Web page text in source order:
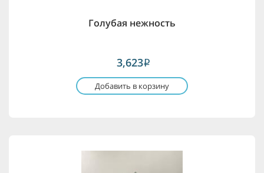
Голубая нежность
3,623i
Добавить в корзину